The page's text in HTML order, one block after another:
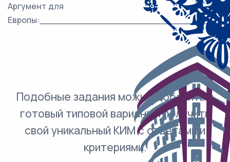
Аргумент для
Подобные задания можно добавить в
готовый типовой вариант и получить
свой уникальный КИМ с ответами и
критериями.